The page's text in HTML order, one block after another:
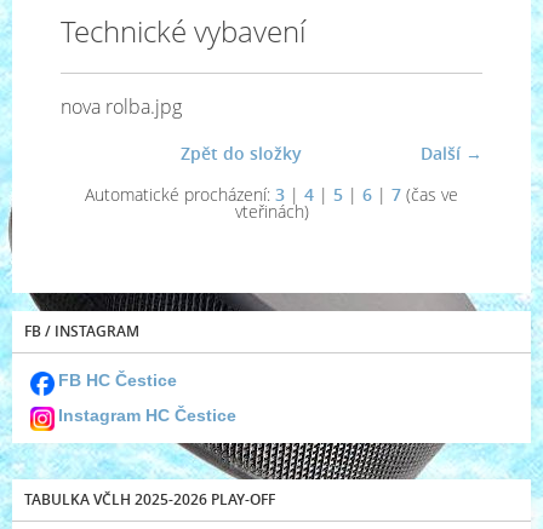
Technické vybavení
nova rolba.jpg
Další →
Zpět do složky
Automatické procházení: 3 | 4 | 5 | 6 | 7 (čas ve
vteřinách)
FB / INSTAGRAM
FB HC Čestice
Instagram HC Čestice
TABULKA VČLH 2025-2026 PLAY-OFF